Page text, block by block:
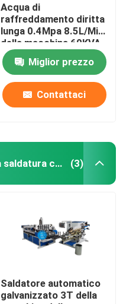
Acqua di
raffreddamento diritta
lunga 0.4Mpa 8.5L/Min
della macchina 60KVA
della saldatura
continua di RUILIAN
Miglior prezzo
Contattaci
macchina automatica della saldatura continua (3)
Saldatore automatico
galvanizzato 3T della